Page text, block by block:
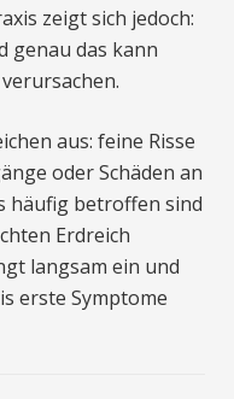
zeigt sich jedoch:
genau das kann
aus: feine Risse
oder Schäden an
häufig betroffen sind
Erdreich
langsam ein und
erste Symptome